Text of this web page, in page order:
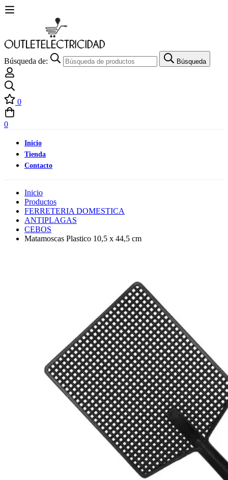
Búsqueda de: Búsqueda
0
0
Inicio
Tienda
Contacto
Inicio
Productos
FERRETERIA DOMESTICA
ANTIPLAGAS
CEBOS
Matamoscas Plastico 10,5 x 44,5 cm